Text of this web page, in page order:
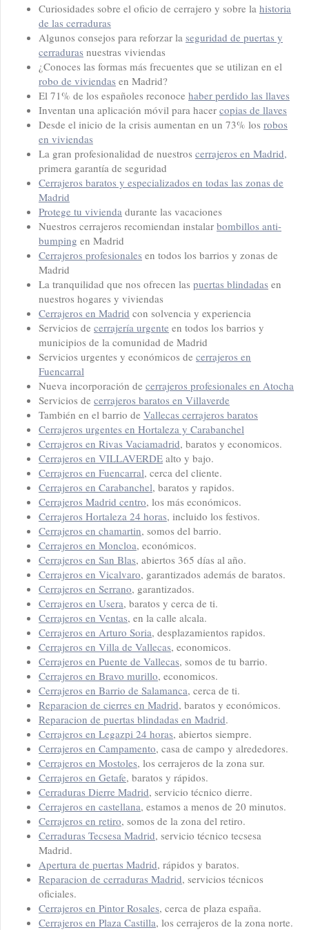
Curiosidades sobre el oficio de cerrajero y sobre la historia
de las cerraduras
Algunos consejos para reforzar la seguridad de puertas y
cerraduras nuestras viviendas
¿Conoces las formas más frecuentes que se utilizan en el
robo de viviendas en Madrid?
El 71% de los españoles reconoce haber perdido las llaves
Inventan una aplicación móvil para hacer copias de llaves
Desde el inicio de la crisis aumentan en un 73% los robos
en viviendas
La gran profesionalidad de nuestros cerrajeros en Madrid,
primera garantía de seguridad
Cerrajeros baratos y especializados en todas las zonas de
Madrid
Protege tu vivienda durante las vacaciones
Nuestros cerrajeros recomiendan instalar bombillos anti-
bumping en Madrid
Cerrajeros profesionales en todos los barrios y zonas de
Madrid
La tranquilidad que nos ofrecen las puertas blindadas en
nuestros hogares y viviendas
Cerrajeros en Madrid con solvencia y experiencia
Servicios de cerrajería urgente en todos los barrios y
municipios de la comunidad de Madrid
Servicios urgentes y económicos de cerrajeros en
Fuencarral
Nueva incorporación de cerrajeros profesionales en Atocha
Servicios de cerrajeros baratos en Villaverde
También en el barrio de Vallecas cerrajeros baratos
Cerrajeros urgentes en Hortaleza y Carabanchel
Cerrajeros en Rivas Vaciamadrid, baratos y economicos.
Cerrajeros en VILLAVERDE alto y bajo.
Cerrajeros en Fuencarral, cerca del cliente.
Cerrajeros en Carabanchel, baratos y rapidos.
Cerrajeros Madrid centro, los más económicos.
Cerrajeros Hortaleza 24 horas, incluido los festivos.
Cerrajeros en chamartin, somos del barrio.
Cerrajeros en Moncloa, económicos.
Cerrajeros en San Blas, abiertos 365 días al año.
Cerrajeros en Vicalvaro, garantizados además de baratos.
Cerrajeros en Serrano, garantizados.
Cerrajeros en Usera, baratos y cerca de ti.
Cerrajeros en Ventas, en la calle alcala.
Cerrajeros en Arturo Soria, desplazamientos rapidos.
Cerrajeros en Villa de Vallecas, economicos.
Cerrajeros en Puente de Vallecas, somos de tu barrio.
Cerrajeros en Bravo murillo, economicos.
Cerrajeros en Barrio de Salamanca, cerca de ti.
Reparacion de cierres en Madrid, baratos y económicos.
Reparacion de puertas blindadas en Madrid.
Cerrajeros en Legazpi 24 horas, abiertos siempre.
Cerrajeros en Campamento, casa de campo y alrededores.
Cerrajeros en Mostoles, los cerrajeros de la zona sur.
Cerrajeros en Getafe, baratos y rápidos.
Cerraduras Dierre Madrid, servicio técnico dierre.
Cerrajeros en castellana, estamos a menos de 20 minutos.
Cerrajeros en retiro, somos de la zona del retiro.
Cerraduras Tecsesa Madrid, servicio técnico tecsesa
Madrid.
Apertura de puertas Madrid, rápidos y baratos.
Reparacion de cerraduras Madrid, servicios técnicos
oficiales.
Cerrajeros en Pintor Rosales, cerca de plaza españa.
Cerrajeros en Plaza Castilla, los cerrajeros de la zona norte.